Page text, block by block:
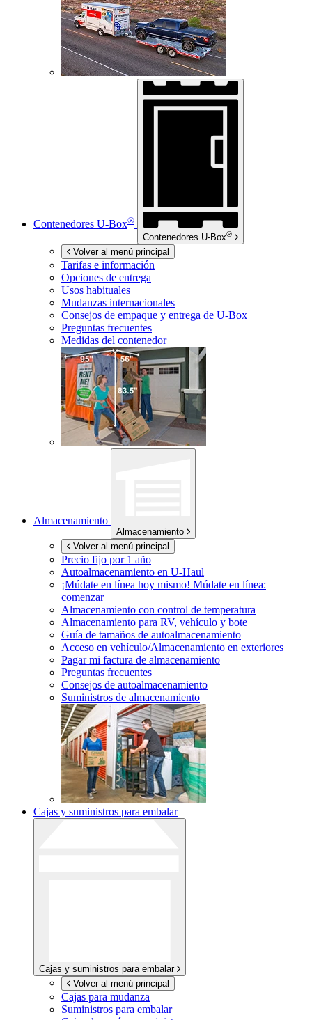
Contenedores U-Box®
Contenedores U-Box®
Volver al menú principal
Tarifas e información
Opciones de entrega
Usos habituales
Mudanzas internacionales
Consejos de empaque y entrega de U-Box
Preguntas frecuentes
Medidas del contenedor
Almacenamiento
Almacenamiento
Volver al menú principal
Precio fijo por 1 año
Autoalmacenamiento en U-Haul
¡Múdate en línea hoy mismo! Múdate en línea:
comenzar
Almacenamiento con control de temperatura
Almacenamiento para RV, vehículo y bote
Guía de tamaños de autoalmacenamiento
Acceso en vehículo/Almacenamiento en exteriores
Pagar mi factura de almacenamiento
Preguntas frecuentes
Consejos de autoalmacenamiento
Suministros de almacenamiento
Cajas y suministros para embalar
Cajas y suministros para embalar
Volver al menú principal
Cajas para mudanza
Suministros para embalar